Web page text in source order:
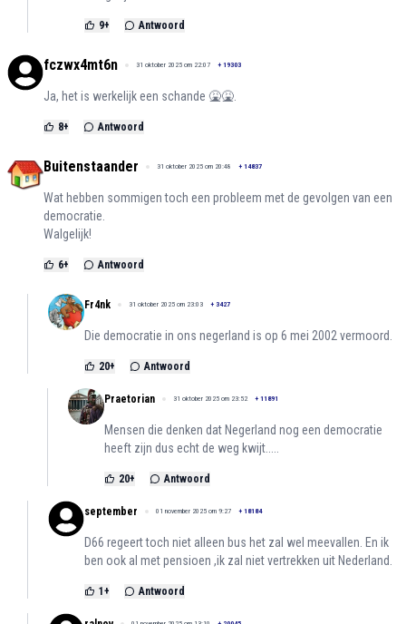
9+ Antwoord
fczwx4mt6n 31 oktober 2025 om 22:07 + 19303
Ja, het is werkelijk een schande 🤮🤮.
8+ Antwoord
Buitenstaander 31 oktober 2025 om 20:48 + 14837
Wat hebben sommigen toch een probleem met de gevolgen van een
democratie.
Walgelijk!
6+ Antwoord
Fr4nk 31 oktober 2025 om 23:03 + 3427
Die democratie in ons negerland is op 6 mei 2002 vermoord.
20+ Antwoord
Praetorian 31 oktober 2025 om 23:52 + 11891
Mensen die denken dat Negerland nog een democratie
heeft zijn dus echt de weg kwijt.....
20+ Antwoord
september 01 november 2025 om 9:27 + 18184
D66 regeert toch niet alleen bus het zal wel meevallen. En ik
ben ook al met pensioen ,ik zal niet vertrekken uit Nederland.
1 + Antwoord